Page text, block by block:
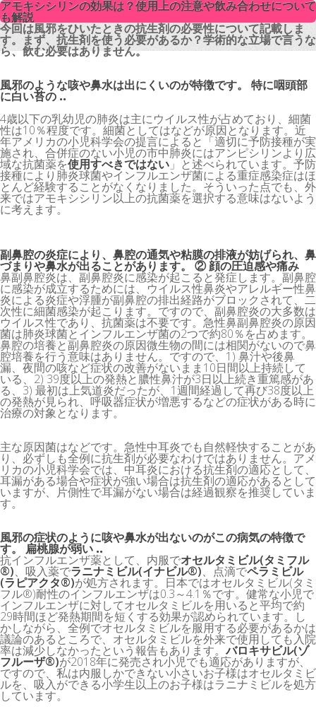
アモキシシリンの効果は？使用上の注意や飲み合わせについて
も解説
今回は風邪をひいたときの抗生剤の必要性について記載しま
す。まず、抗生剤を使う必要があるか？学術的な立場で言うな
ら、飲む必要はありません。
風邪のような咳や鼻水は出にくいのが特徴です。 特に咽頭部
に白い苔の ..
4歳以下の乳幼児の肺炎は主にウイルス性が占めており、細菌
性は10％程度です。細菌としてはなどが原因となります。近
年アメリカの小児科学会の提言によると「適切に予防接種が実
施され、合併症のない小児の市中肺炎にはアンピシリンより広
域な抗菌薬を使用すべきではない 」と述べられています。予防
接種により肺炎球菌やインフルエンザ菌による重症感染症はほ
とんど経験することがなくなりました。そういった点でも、外
来ではアモキシシリン以上の抗菌薬を選択する意味はないよう
に考えます。
副鼻腔の炎症により、鼻腔の通気や粘膜の排液が妨げられ、鼻
づまりや鼻水が出ることがあります。 ② 顔の圧迫感や痛み
鼻副鼻腔炎は、副鼻腔炎に感染が起こると発症します。副鼻腔
に感染が成立するためには、ウイルス性鼻炎やアレルギー性鼻
炎による炎症や浮腫が副鼻腔の排出経路がブロックされて、二
次性に細菌感染が起こります。ですので、副鼻腔炎の大多数は
ウイルス性であり、抗菌薬は不要です。急性鼻副鼻腔炎の原因
菌は肺炎球菌とインフルエンザ菌の2つで約80％を占めます。
鼻腔の培養と副鼻腔炎の原因微生物の間には相関がないので鼻
腔培養を行う意味はありません。ですので、1) 鼻汁や後鼻
漏、夜間の咳など症状の改善がないまま10日間以上持続して
いる、2) 39度以上の発熱と膿性鼻汁が3日以上続き重篤感があ
る、3) 最初は上気道炎だったが、1週間経過して再び38度以上
の発熱が見られ、呼吸器症状が増悪するなどの症状がある時に
治療の対象となります。
主な原因菌はなどです。急性中耳炎でも自然軽快することがあ
り、必ずしも全例に抗生剤が必要なわけではありません。アメ
リカの小児科学会では、中耳炎における抗生剤の適応として、
耳漏がある場合や症状が強い場合は抗生剤の適応があるとして
いますが、片側性で耳漏がない場合は経過観察を推奨していま
す。
風邪の症状のように咳や鼻水が出ないのがこの病気の特徴で
す。 扁桃腺が弱い ..
抗インフルエンザ薬として、内服でオセルタミビル(タミフル
®)、吸入薬でラニナミビル(イナビル®)、点滴でペラミビル
(ラピアクタ®)が処方されます。日本ではオセルタミビル(タミ
フル®)耐性のインフルエンザは0.3～4.1％です。健常な小児で
インフルエンザに対してオセルタミビルを用いると平均で約
29時間ほど発熱期間を短くする効果が認められています。し
かしながら、全例でオセルタミビルを服用する必要があるかは
議論のあるところで、オセルタミビルを外来で使用しても入院
率は減少しなかったという報告もあります。バロキサビル(ゾ
フルーザ®)が2018年に発売され小児でも適応がありますが、
ですので、私は内服しかできない小さいお子様はオセルタミビ
ルを、吸入ができる小学生以上のお子様はラニナミビルを処方
しています。
アモキシシリンの効果は？使用上の注意や飲み合わせについて
も解説
今回は風邪をひいたときの抗生剤の必要性について記載しま
す。まず、抗生剤を使う必要があるか？学術的な立場で言うな
ら、飲む必要はありません。